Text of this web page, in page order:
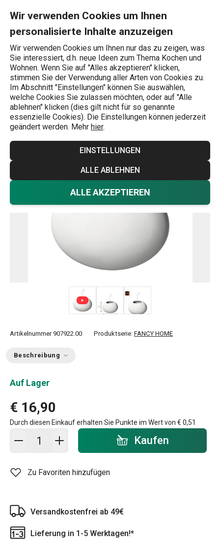
Wir verwenden Cookies um Ihnen
personalisierte Inhalte anzuzeigen
Wir verwenden Cookies um Ihnen nur das zu zeigen, was
Sie interessiert, d.h. neue Ideen zum Thema Kochen und
Wohnen. Wenn Sie auf "Alles akzeptieren" klicken,
stimmen Sie der Verwendung aller Arten von Cookies zu.
Im Abschnitt "Einstellungen" können Sie auswählen,
welche Cookies Sie zulassen möchten, oder auf "Alle
ablehnen" klicken (dies gilt nicht für so genannte
essenzielle Cookies). Die Einstellungen können jederzeit
geändert werden. Mehr hier.
EINSTELLUNGEN
ALLE ABLEHNEN
ALLE AKZEPTIEREN
Wonach suchen Sie?
Wohnaccessoires
Wasserverdunster FANCY HOME
Stones 420 ml
Artikelnummer 907922.00 Produktserie: FANCY HOME
Beschreibung
Auf Lager
€ 16,90
Durch diesen Einkauf erhalten Sie Punkte im Wert von € 0,51
In den Warenkorb - Menge Kaufen
Zu Favoriten hinzufügen
Versandkostenfrei ab 49€
Lieferung in 1-5 Werktagen!*